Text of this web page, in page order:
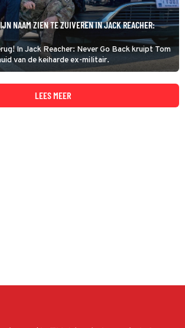
NAAM ZIEN TE ZUIVEREN IN JACK REACHER:
In Jack Reacher: Never Go Back kruipt Tom
van de keiharde ex-militair.
LEES MEER